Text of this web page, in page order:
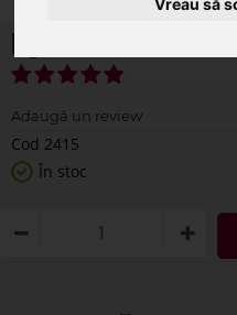
Vreau să
Figurina fluture din
Cod 2415
În stoc